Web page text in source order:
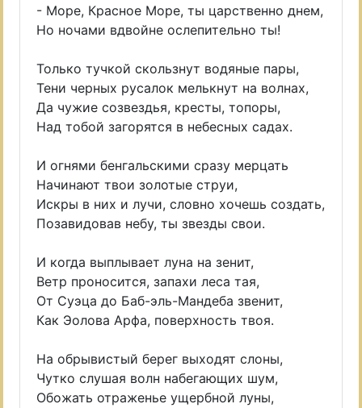
- Море, Красное Море, ты царственно днем,
Но ночами вдвойне ослепительно ты!
Только тучкой скользнут водяные пары,
Тени черных русалок мелькнут на волнах,
Да чужие созвездья, кресты, топоры,
Над тобой загорятся в небесных садах.
И огнями бенгальскими сразу мерцать
Начинают твои золотые струи,
Искры в них и лучи, словно хочешь создать,
Позавидовав небу, ты звезды свои.
И когда выплывает луна на зенит,
Ветр проносится, запахи леса тая,
От Суэца до Баб-эль-Мандеба звенит,
Как Эолова Арфа, поверхность твоя.
На обрывистый берег выходят слоны,
Чутко слушая волн набегающих шум,
Обожать отраженье ущербной луны,